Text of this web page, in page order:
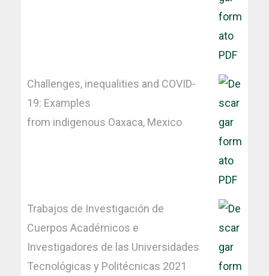
Challenges, inequalities and COVID-
19: Examples
from indigenous Oaxaca, Mexico
Trabajos de Investigación de
Cuerpos Académicos e
Investigadores de las Universidades
Tecnológicas y Politécnicas 2021